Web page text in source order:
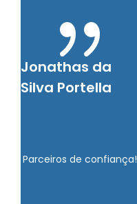
Jonathas da
Silva Portella
Parceiros de confiança!